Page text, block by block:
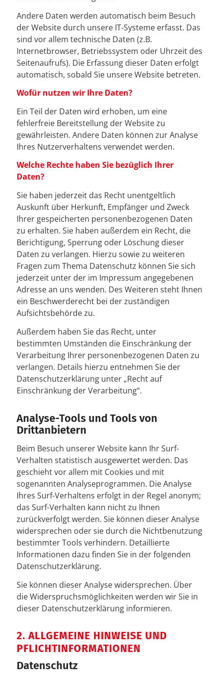
Andere Daten werden automatisch beim Besuch
der Website durch unsere IT-Systeme erfasst. Das
sind vor allem technische Daten (z.B.
Internetbrowser, Betriebssystem oder Uhrzeit des
Seitenaufrufs). Die Erfassung dieser Daten erfolgt
automatisch, sobald Sie unsere Website betreten.
Wofür nutzen wir Ihre Daten?
Ein Teil der Daten wird erhoben, um eine
fehlerfreie Bereitstellung der Website zu
gewährleisten. Andere Daten können zur Analyse
Ihres Nutzerverhaltens verwendet werden.
Welche Rechte haben Sie bezüglich Ihrer
Daten?
Sie haben jederzeit das Recht unentgeltlich
Auskunft über Herkunft, Empfänger und Zweck
Ihrer gespeicherten personenbezogenen Daten
zu erhalten. Sie haben außerdem ein Recht, die
Berichtigung, Sperrung oder Löschung dieser
Daten zu verlangen. Hierzu sowie zu weiteren
Fragen zum Thema Datenschutz können Sie sich
jederzeit unter der im Impressum angegebenen
Adresse an uns wenden. Des Weiteren steht Ihnen
ein Beschwerderecht bei der zuständigen
Aufsichtsbehörde zu.
Außerdem haben Sie das Recht, unter
bestimmten Umständen die Einschränkung der
Verarbeitung Ihrer personenbezogenen Daten zu
verlangen. Details hierzu entnehmen Sie der
Datenschutzerklärung unter „Recht auf
Einschränkung der Verarbeitung“.
Analyse-Tools und Tools von
Drittanbietern
Beim Besuch unserer Website kann Ihr Surf-
Verhalten statistisch ausgewertet werden. Das
geschieht vor allem mit Cookies und mit
sogenannten Analyseprogrammen. Die Analyse
Ihres Surf-Verhaltens erfolgt in der Regel anonym;
das Surf-Verhalten kann nicht zu Ihnen
zurückverfolgt werden. Sie können dieser Analyse
widersprechen oder sie durch die Nichtbenutzung
bestimmter Tools verhindern. Detaillierte
Informationen dazu finden Sie in der folgenden
Datenschutzerklärung.
Sie können dieser Analyse widersprechen. Über
die Widerspruchsmöglichkeiten werden wir Sie in
dieser Datenschutzerklärung informieren.
2. ALLGEMEINE HINWEISE UND
PFLICHTINFORMATIONEN
Datenschutz